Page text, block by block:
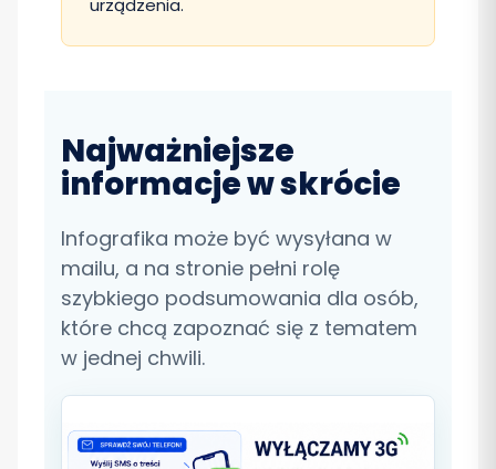
urządzenia.
Najważniejsze
informacje w skrócie
Infografika może być wysyłana w
mailu, a na stronie pełni rolę
szybkiego podsumowania dla osób,
które chcą zapoznać się z tematem
w jednej chwili.